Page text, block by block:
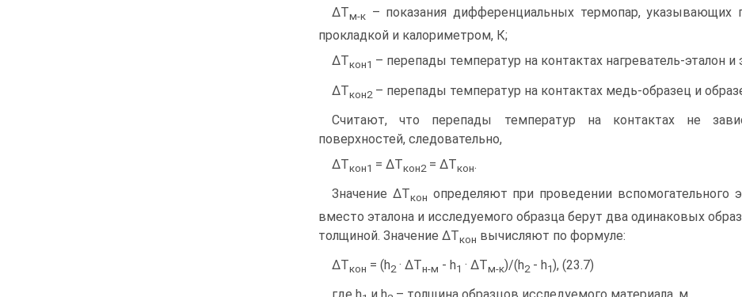
ΔТм-к – показания дифференциальных термопар,
прокладкой и калориметром, К;
ΔТкон1 – перепады температур на контактах нагреватель-эталон и
ΔТкон2 – перепады температур на контактах медь-образец и
Считают, что перепады температур на контактах не
поверхностей, следовательно,
ΔТкон1 = ΔТкон2 = ΔТкон.
Значение ΔТкон определяют при проведении вспомогательного
вместо эталона и исследуемого образца берут два одинаковых
толщиной. Значение ΔТкон вычисляют по формуле:
ΔТкон = (h2 · ΔТн-м - h1 · ΔТм-к)/(h2 - h1), (23.7)